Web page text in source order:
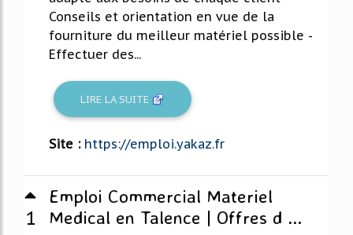
Conseils et orientation en vue de la
fourniture du meilleur matériel possible -
Effectuer des...
LIRE LA SUITE
Site : https://emploi.yakaz.fr
1
Emploi Commercial Materiel
Medical en Talence | Offres d ...